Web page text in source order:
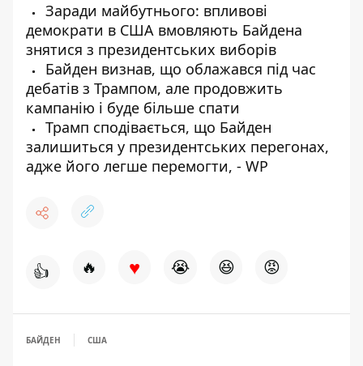
Заради майбутнього: впливові
демократи в США вмовляють Байдена
знятися з президентських виборів
Байден визнав, що облажався під час
дебатів з Трампом, але продовжить
кампанію і буде більше спати
Трамп сподівається, що Байден
залишиться у президентських перегонах,
адже його легше перемогти, - WP
👍 🔥 ♥ 😭 😆 😡
БАЙДЕН США